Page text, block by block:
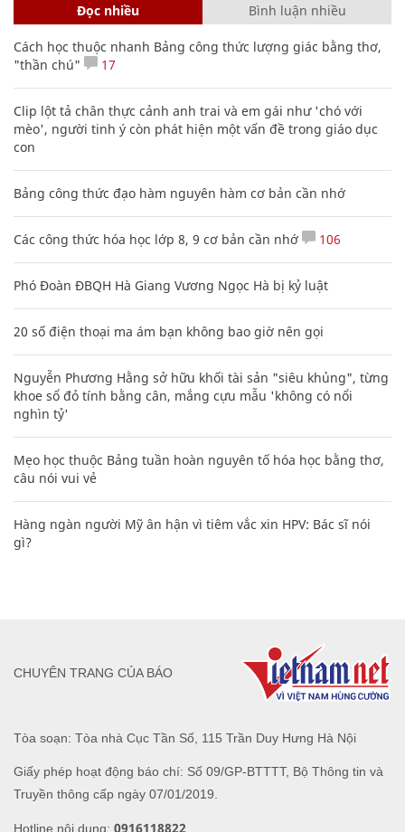
Đọc nhiều Bình luận nhiều
Cách học thuộc nhanh Bảng công thức lượng giác bằng thơ,
"thần chú"
17
Clip lột tả chân thực cảnh anh trai và em gái như 'chó với
mèo', người tinh ý còn phát hiện một vấn đề trong giáo dục
con
Bảng công thức đạo hàm nguyên hàm cơ bản cần nhớ
Các công thức hóa học lớp 8, 9 cơ bản cần nhớ 106
Phó Đoàn ĐBQH Hà Giang Vương Ngọc Hà bị kỷ luật
20 số điện thoại ma ám bạn không bao giờ nên gọi
Nguyễn Phương Hằng sở hữu khối tài sản "siêu khủng", từng
khoe sổ đỏ tính bằng cân, mắng cựu mẫu 'không có nổi
nghìn tỷ'
Mẹo học thuộc Bảng tuần hoàn nguyên tố hóa học bằng thơ,
câu nói vui vẻ
Hàng ngàn người Mỹ ân hận vì tiêm vắc xin HPV: Bác sĩ nói
gì?
Tòa soạn: Tòa nhà Cục Tần Số, 115 Trần Duy Hưng Hà Nội
Giấy phép hoạt động báo chí: Số 09/GP-BTTTT, Bộ Thông tin và
Truyền thông cấp ngày 07/01/2019.
Hotline nội dung: 0916118822
CHUYÊN TRANG CỦA BÁO